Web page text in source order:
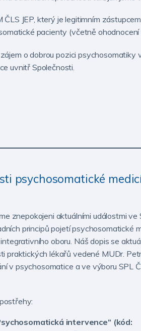
JEP, který je legitimním
pacienty (včetně
o dobrou pozici
uvnitř Společnosti.
psychosomatické
znepokojeni aktuálními událostmi
principů pojetí psychosomatické
oboru. Náš dopis se
praktických lékařů vedené MUDr.
v psychosomatice a ve výboru SPL
intervence“ (kód: